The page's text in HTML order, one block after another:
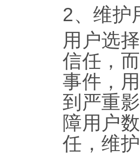
2、维护
用户选
信任，
事件，
到严重
障用户
任，维